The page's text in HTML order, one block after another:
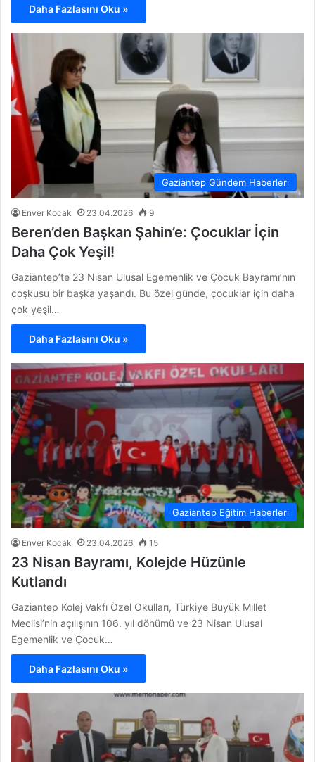
Daha Fazlasını Oku »
Gaziantep Gündem Haberleri
Enver Kocak 23.04.2026 9
Beren’den Başkan Şahin’e: Çocuklar İçin
Daha Çok Yeşil!
Gaziantep’te 23 Nisan Ulusal Egemenlik ve Çocuk Bayramı’nın
coşkusu bir başka yaşandı. Bu özel günde, çocuklar için daha
çok yeşil…
Daha Fazlasını Oku »
Gaziantep Eğitim Haberleri
Enver Kocak 23.04.2026 15
23 Nisan Bayramı, Kolejde Hüzünle
Kutlandı
Gaziantep Kolej Vakfı Özel Okulları, Türkiye Büyük Millet
Meclisi’nin açılışının 106. yıl dönümü ve 23 Nisan Ulusal
Egemenlik ve Çocuk…
Daha Fazlasını Oku »